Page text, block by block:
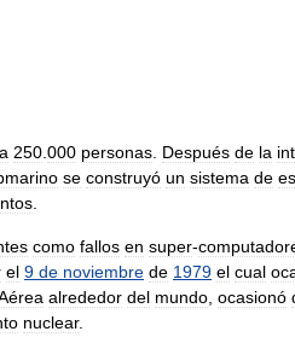
250 000 personas Después de la
se construyó un sistema de
como fallos en super-
el 9 de noviembre de 1979 el cual
alrededor del mundo ocasionó
nuclear.